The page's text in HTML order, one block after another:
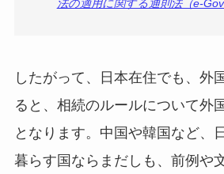
法の適用に関する通則法（e-Gov
したがって、日本在住でも、外
ると、相続のルールについて外
となります。中国や韓国など、
暮らす国ならまだしも、前例や